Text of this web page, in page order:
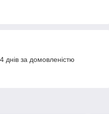
днів за домовленістю